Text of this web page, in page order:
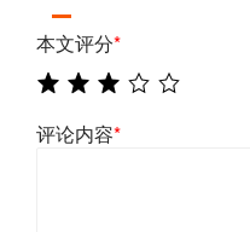
本文评分*
评论内容*